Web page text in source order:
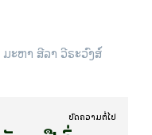
ະຫາ ສີລາ ວີຣະວົງສ໌
ບົດ​ຄວາມ​ຕໍ່​ໄປ